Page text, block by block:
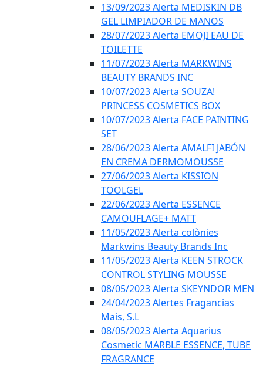
13/09/2023 Alerta MEDISKIN DB
GEL LIMPIADOR DE MANOS
28/07/2023 Alerta EMOJI EAU DE
TOILETTE
11/07/2023 Alerta MARKWINS
BEAUTY BRANDS INC
10/07/2023 Alerta SOUZA!
PRINCESS COSMETICS BOX
10/07/2023 Alerta FACE PAINTING
SET
28/06/2023 Alerta AMALFI JABÓN
EN CREMA DERMOMOUSSE
27/06/2023 Alerta KISSION
TOOLGEL
22/06/2023 Alerta ESSENCE
CAMOUFLAGE+ MATT
11/05/2023 Alerta colònies
Markwins Beauty Brands Inc
11/05/2023 Alerta KEEN STROCK
CONTROL STYLING MOUSSE
08/05/2023 Alerta SKEYNDOR MEN
24/04/2023 Alertes Fragancias
Mais, S.L
08/05/2023 Alerta Aquarius
Cosmetic MARBLE ESSENCE, TUBE
FRAGRANCE